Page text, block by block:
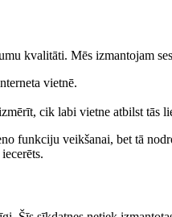
kvalitāti. Mēs izmantojam
vietnē.
cik labi vietne atbilst tās
funkciju veikšanai, bet tā